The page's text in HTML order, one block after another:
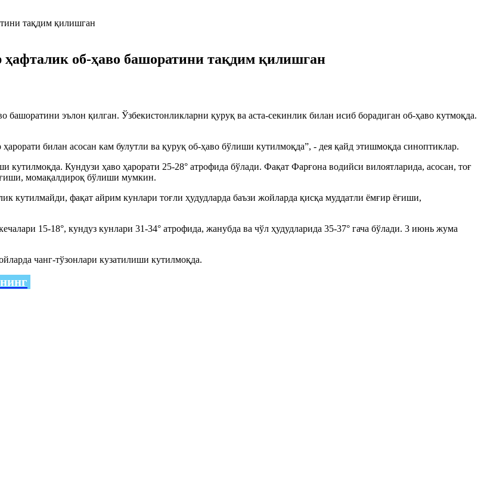
об-ҳаво башоратини тақдим қилишган
башоратини эълон қилган. Ўзбекистонликларни қуруқ ва аста-секинлик билан исиб борадиган об-ҳаво кутмоқда.
билан асосан кам булутли ва қуруқ об-ҳаво бўлиши кутилмоқда”, - дея қайд этишмоқда синоптиклар.
кутилмоқда. Кундузи ҳаво ҳарорати 25-28° атрофида бўлади. Фақат Фарғона водийси вилоятларида, асосан, тоғ
момақалдироқ бўлиши мумкин.
кутилмайди, фақат айрим кунлари тоғли ҳудудларда баъзи жойларда қисқа муддатли ёмғир ёғиши,
15-18°, кундуз кунлари 31-34° атрофида, жанубда ва чўл ҳудудларида 35-37° гача бўлади. 3 июнь жума
чанг-тўзонлари кузатилиши кутилмоқда.